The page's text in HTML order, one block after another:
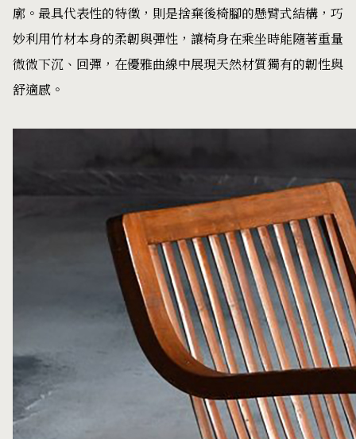
廓。最具代表性的特徵，則是捨棄後椅腳的懸臂式結構，巧
妙利用竹材本身的柔韌與彈性，讓椅身在乘坐時能隨著重量
微微下沉、回彈，在優雅曲線中展現天然材質獨有的韌性與
舒適感。